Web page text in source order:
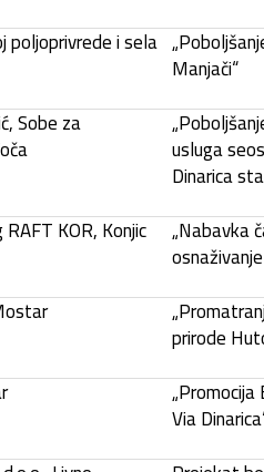
poljoprivrede i sela
Manjači“
Sobe za
usluga
Dinarica
KOR, Konjic „Nabavka
prirode
Via